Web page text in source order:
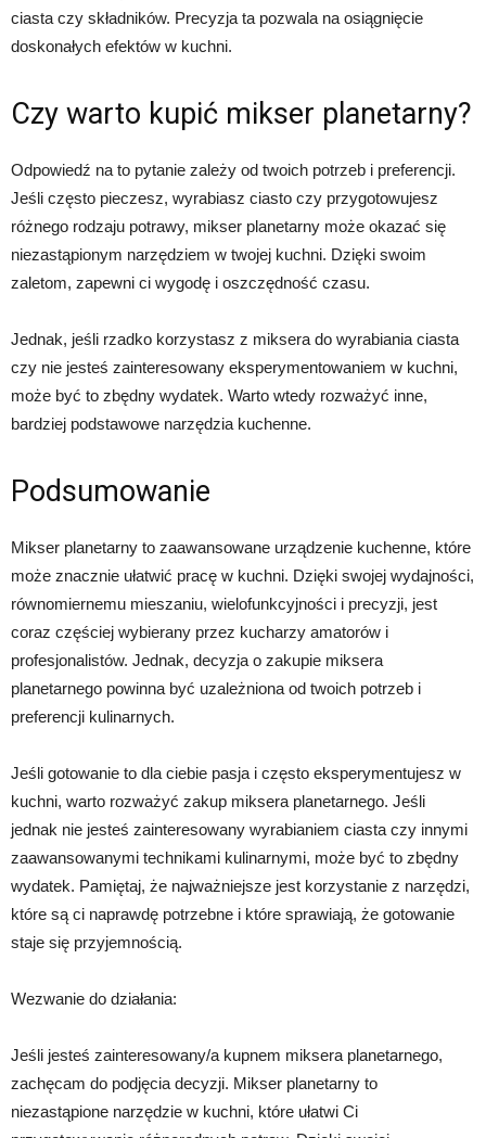
ciasta czy składników. Precyzja ta pozwala na osiągnięcie
doskonałych efektów w kuchni.
Czy warto kupić mikser planetarny?
Odpowiedź na to pytanie zależy od twoich potrzeb i preferencji.
Jeśli często pieczesz, wyrabiasz ciasto czy przygotowujesz
różnego rodzaju potrawy, mikser planetarny może okazać się
niezastąpionym narzędziem w twojej kuchni. Dzięki swoim
zaletom, zapewni ci wygodę i oszczędność czasu.
Jednak, jeśli rzadko korzystasz z miksera do wyrabiania ciasta
czy nie jesteś zainteresowany eksperymentowaniem w kuchni,
może być to zbędny wydatek. Warto wtedy rozważyć inne,
bardziej podstawowe narzędzia kuchenne.
Podsumowanie
Mikser planetarny to zaawansowane urządzenie kuchenne, które
może znacznie ułatwić pracę w kuchni. Dzięki swojej wydajności,
równomiernemu mieszaniu, wielofunkcyjności i precyzji, jest
coraz częściej wybierany przez kucharzy amatorów i
profesjonalistów. Jednak, decyzja o zakupie miksera
planetarnego powinna być uzależniona od twoich potrzeb i
preferencji kulinarnych.
Jeśli gotowanie to dla ciebie pasja i często eksperymentujesz w
kuchni, warto rozważyć zakup miksera planetarnego. Jeśli
jednak nie jesteś zainteresowany wyrabianiem ciasta czy innymi
zaawansowanymi technikami kulinarnymi, może być to zbędny
wydatek. Pamiętaj, że najważniejsze jest korzystanie z narzędzi,
które są ci naprawdę potrzebne i które sprawiają, że gotowanie
staje się przyjemnością.
Wezwanie do działania:
Jeśli jesteś zainteresowany/a kupnem miksera planetarnego,
zachęcam do podjęcia decyzji. Mikser planetarny to
niezastąpione narzędzie w kuchni, które ułatwi Ci